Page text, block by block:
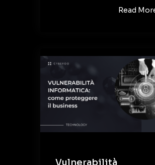
Read
Vulnerabilità